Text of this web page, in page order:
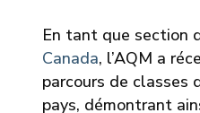
En tant que section
Canada, l’AQM a
parcours de classes
pays, démontrant